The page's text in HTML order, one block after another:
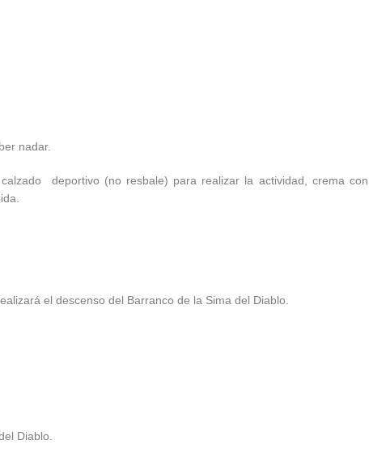
nadar.
deportivo (no resbale) para realizar la actividad, crema con
el descenso del Barranco de la Sima del Diablo.
Diablo.